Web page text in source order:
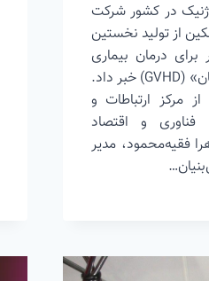
در کشور شرکت
از تولید نخستین
درمان بیماری
التهابی شدید «پیوند علیه میزبان» (GVHD) خبر داد.
مرکز ارتباطات و
فناوری و اقتصاد
فقیه‌محمود، مدیر